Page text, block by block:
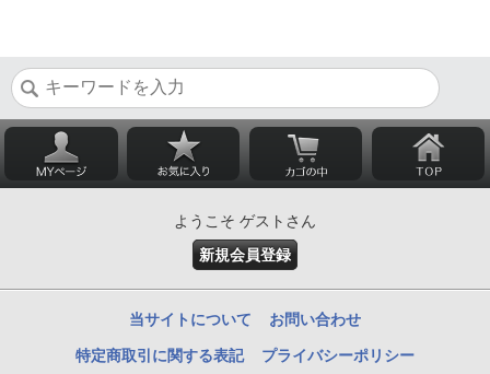
ようこそ ゲストさん
新規会員登録
当サイトについて お問い合わせ
特定商取引に関する表記 プライバシーポリシー